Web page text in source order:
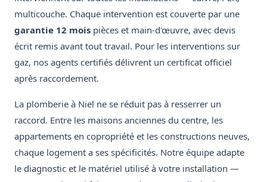
multicouche. Chaque intervention est couverte par une
garantie 12 mois pièces et main-d'œuvre, avec devis
écrit remis avant tout travail. Pour les interventions sur
gaz, nos agents certifiés délivrent un certificat officiel
après raccordement.
La plomberie à Niel ne se réduit pas à resserrer un
raccord. Entre les maisons anciennes du centre, les
appartements en copropriété et les constructions neuves,
chaque logement a ses spécificités. Notre équipe adapte
le diagnostic et le matériel utilisé à votre installation —